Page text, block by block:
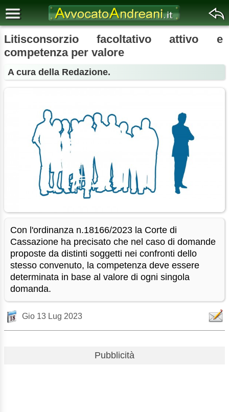
Litisconsorzio facoltativo attivo e
competenza per valore
A cura della Redazione.
Con l'ordinanza n.18166/2023 la Corte di
Cassazione ha precisato che nel caso di domande
proposte da distinti soggetti nei confronti dello
stesso convenuto, la competenza deve essere
determinata in base al valore di ogni singola
domanda.
Gio 13 Lug 2023
Pubblicità